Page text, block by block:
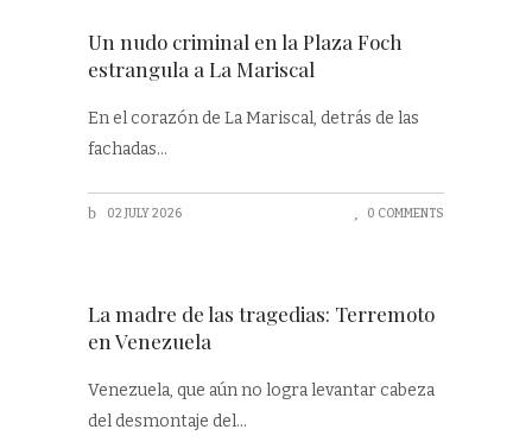
Un nudo criminal en la Plaza Foch
estrangula a La Mariscal
En el corazón de La Mariscal, detrás de las
fachadas
02 JULY 2026 0 COMMENTS
La madre de las tragedias: Terremoto
en Venezuela
Venezuela, que aún no logra levantar cabeza
del desmontaje del